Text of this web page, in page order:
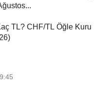
TL? CHF/TL Öğle Kuru